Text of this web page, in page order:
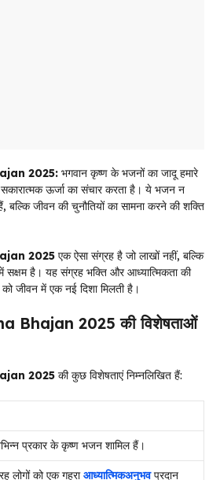
2025: भगवान कृष्ण के भजनों का जादू हमारे
ऊर्जा का संचार करता है। ये भजन न
जीवन की चुनौतियों का सामना करने की शक्ति
2025 एक ऐसा संग्रह है जो लाखों नहीं, बल्कि
सक्षम है। यह संग्रह भक्ति और आध्यात्मिकता की
जीवन में एक नई दिशा मिलती है।
Bhajan 2025 की विशेषताओं
2025 की कुछ विशेषताएं निम्नलिखित हैं:
प्रकार के कृष्ण भजन शामिल हैं।
लोगों को एक गहराआध्यात्मिकअनुभवप्रदान